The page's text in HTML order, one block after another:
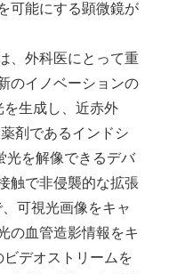
可能にする顕微鏡が
、外科医にとって重
のイノベーションの
生成し、近赤外
剤であるインドシ
光を解像できるデバ
触で非侵襲的な拡張
可視光画像をキャ
の血管造影情報をキ
デオストリームを